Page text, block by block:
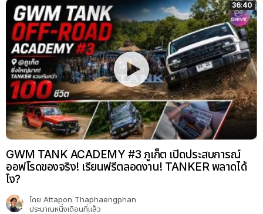
36:40
GWM TANK ACADEMY #3 ภูเก็ต เปิดประสบการณ์
ออฟโรดของจริง! เรียนฟรีตลอดงาน! TANKER พลาดได้
ไง?
โดย Attapon Thaphaengphan
ประมาณหนึ่งเดือนที่แล้ว